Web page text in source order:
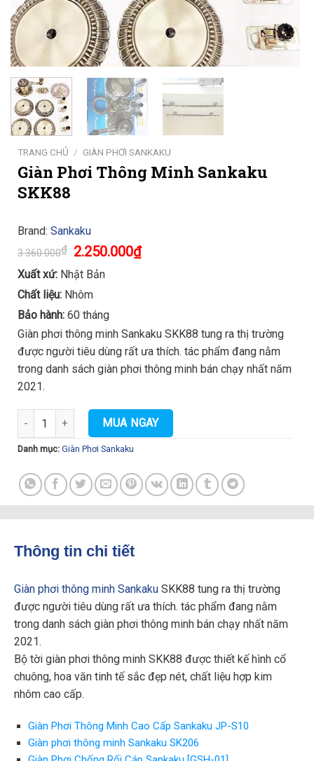
TRANG CHỦ / GIÀN PHƠI SANKAKU
Giàn Phơi Thông Minh Sankaku
SKK88
Brand: Sankaku
3.360.000₫ Original
price
was:
3.360.000₫.
2.250.000₫Current
price
Xuất xứ: Nhật Bản
Chất liệu: Nhôm
Bảo hành: 60 tháng
Giàn phơi thông minh Sankaku SKK88 tung ra thị trường
được người tiêu dùng rất ưa thích. tác phẩm đang nằm
trong danh sách giàn phơi thông minh bán chạy nhất năm
2021.
Giàn Phơi Thông Minh Sankaku SKK88 số lượng
MUA NGAY
Danh mục: Giàn Phơi Sankaku
Thông tin chi tiết
Giàn phơi thông minh Sankaku SKK88 tung ra thị trường
được người tiêu dùng rất ưa thích. tác phẩm đang nằm
trong danh sách giàn phơi thông minh bán chạy nhất năm
2021.
Bộ tời giàn phơi thông minh SKK88 được thiết kế hình cổ
chuông, hoa văn tinh tế sắc đẹp nét, chất liệu hợp kim
nhôm cao cấp.
Giàn Phơi Thông Minh Cao Cấp Sankaku JP-S10
Giàn phơi thông minh Sankaku SK206